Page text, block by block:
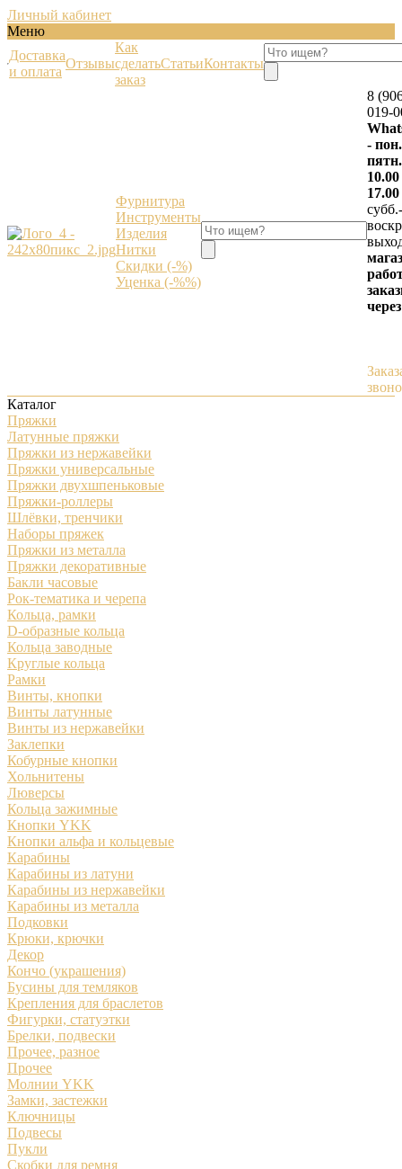
Личный кабинет
Меню
Доставка
и оплата
Отзывы
Как
сделать
заказ
СтатьиКонтакты
Фурнитура
Инструменты
Изделия
Нитки
Скидки (-%)
Уценка (-%%)
8
019-
-
17.00
субб.-
Каталог
Пряжки
Латунные пряжки
Пряжки из нержавейки
Пряжки универсальные
Пряжки двухшпеньковые
Пряжки-роллеры
Шлёвки, тренчики
Наборы пряжек
Пряжки из металла
Пряжки декоративные
Бакли часовые
Рок-тематика и черепа
Кольца, рамки
D-образные кольца
Кольца заводные
Круглые кольца
Рамки
Винты, кнопки
Винты латунные
Винты из нержавейки
Заклепки
Кобурные кнопки
Хольнитены
Люверсы
Кольца зажимные
Кнопки YKK
Кнопки альфа и кольцевые
Карабины
Карабины из латуни
Карабины из нержавейки
Карабины из металла
Подковки
Крюки, крючки
Декор
Кончо (украшения)
Бусины для темляков
Крепления для браслетов
Фигурки, статуэтки
Брелки, подвески
Прочее, разное
Прочее
Молнии YKK
Замки, застежки
Ключницы
Подвесы
Пукли
Скобки для ремня